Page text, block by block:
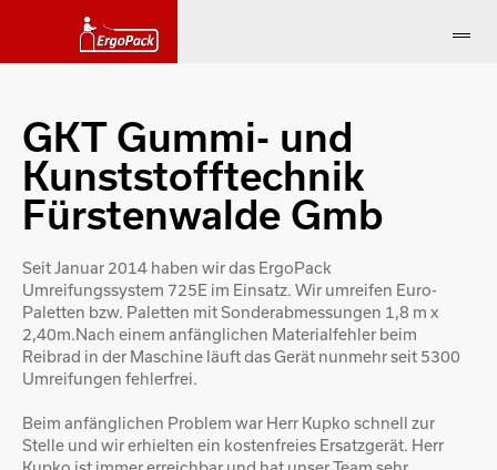
GKT Gummi- und
Kunststofftechnik
Fürstenwalde Gmb
Seit Januar 2014 haben wir das ErgoPack
Umreifungssystem 725E im Einsatz. Wir umreifen Euro-
Paletten bzw. Paletten mit Sonderabmessungen 1,8 m x
2,40m.Nach einem anfänglichen Materialfehler beim
Reibrad in der Maschine läuft das Gerät nunmehr seit 5300
Umreifungen fehlerfrei.
Beim anfänglichen Problem war Herr Kupko schnell zur
Stelle und wir erhielten ein kostenfreies Ersatzgerät. Herr